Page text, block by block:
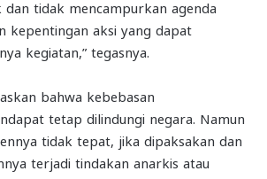
dan tidak mencampurkan agenda
kepentingan aksi yang dapat
kegiatan,” tegasnya.
bahwa kebebasan
tetap dilindungi negara. Namun
tidak tepat, jika dipaksakan dan
terjadi tindakan anarkis atau